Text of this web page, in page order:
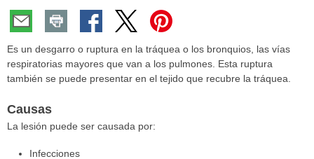
Es un desgarro o ruptura en la tráquea o los bronquios, las vías
respiratorias mayores que van a los pulmones. Esta ruptura
también se puede presentar en el tejido que recubre la tráquea.
Causas
La lesión puede ser causada por:
Infecciones